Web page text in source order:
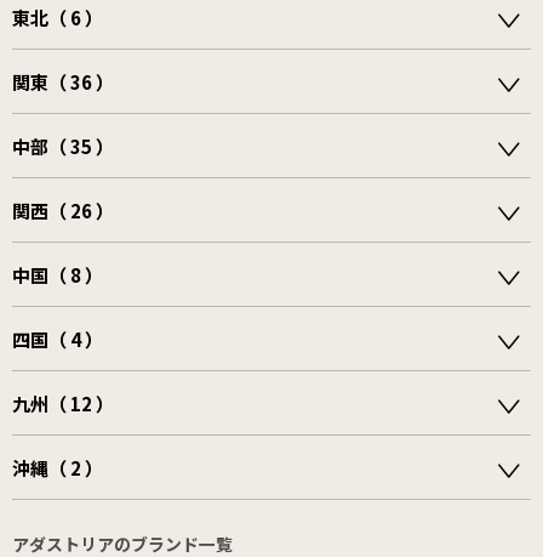
東北（ 6 ）
関東（ 36 ）
中部（ 35 ）
関西（ 26 ）
中国（ 8 ）
四国（ 4 ）
九州（ 12 ）
沖縄（ 2 ）
アダストリアのブランド一覧